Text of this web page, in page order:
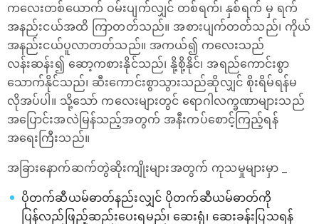
ကလေးတစ်ယောက် ဝမ်းပျက်လျှင် တစ်ရက်၊ နှစ်ရက် မှ ရက်
အနည်းငယ်အထိ ကြာတတ်သည်။ အစားပျက်တတ်သည်၊ ကိုယ်
အနည်းငယ်ပူလာတတ်သည်။ အကယ်၍ ကလေးသည်
လန်းဆန်း၍ ဆော့ကစားနိုင်သည်၊ နို့စို့နိုင်၊ အရည်ကောင်းစွာ
သောက်နိုင်သည်၊ ဆီးကောင်းစွာသွားသည်ဆိုလျှင် စိုးရိမ်ရန်မ
လိုအပ်ပါ။ သို့သော် ကလေးများတွင် ရောဂါလက္ခဏာများသည်
အပြောင်းအလဲမြန်သည့်အတွက် အနီးကပ်စောင့်ကြည့်ရန်
အ‌ရေးကြီးသည်။
အခြားနောက်ဆက်တွဲဆိုးကျိုးများအတွက် ကုသမှုများမှာ _
ပိုတက်ဆီယမ်ဓာတ်နည်းလျှင် ပိုတက်ဆီယမ်ဓာတ်ကို
ပြန်လည်ဖြည့်ဆည်းပေးရမည်၊ ဆေးရုံ၊ ဆေးခန်းပြသရန်